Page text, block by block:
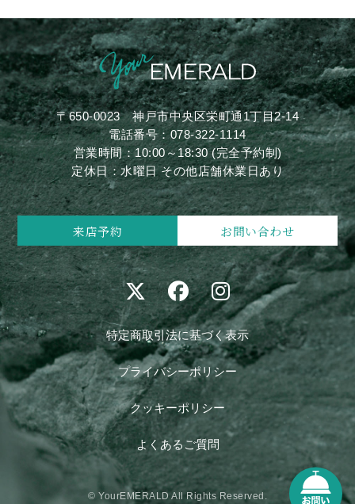
〒650-0023神戸市中央区栄町通1丁目2-14
電話番号：078-322-1114
営業時間：10:00～18:30 (完全予約制)
定休日：水曜日 その他店舗休業日あり
来店予約 お問い合わせ
特定商取引法に基づく表示
プライバシーポリシー
クッキーポリシー
よくあるご質問
© YourEMERALD All Rights Reserved.